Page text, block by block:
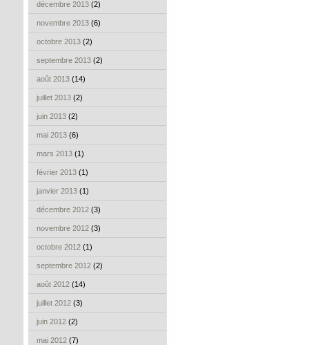
décembre 2013 (2)
novembre 2013 (6)
octobre 2013 (2)
septembre 2013 (2)
août 2013 (14)
juillet 2013 (2)
juin 2013 (2)
mai 2013 (6)
mars 2013 (1)
février 2013 (1)
janvier 2013 (1)
décembre 2012 (3)
novembre 2012 (3)
octobre 2012 (1)
septembre 2012 (2)
août 2012 (14)
juillet 2012 (3)
juin 2012 (2)
mai 2012 (7)